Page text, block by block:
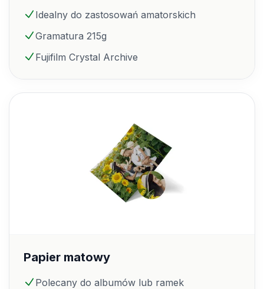
Idealny do zastosowań amatorskich
Gramatura 215g
Fujifilm Crystal Archive
Papier matowy
Polecany do albumów lub ramek